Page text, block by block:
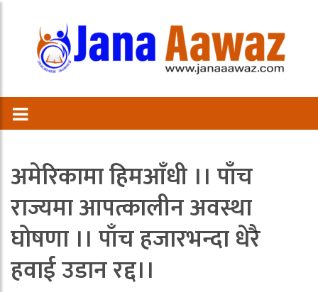
अमेरिकामा हिमआँधी ।। पाँच
राज्यमा आपत्कालीन अवस्था
घोषणा ।। पाँच हजारभन्दा धेरै
हवाई उडान रद्द।।